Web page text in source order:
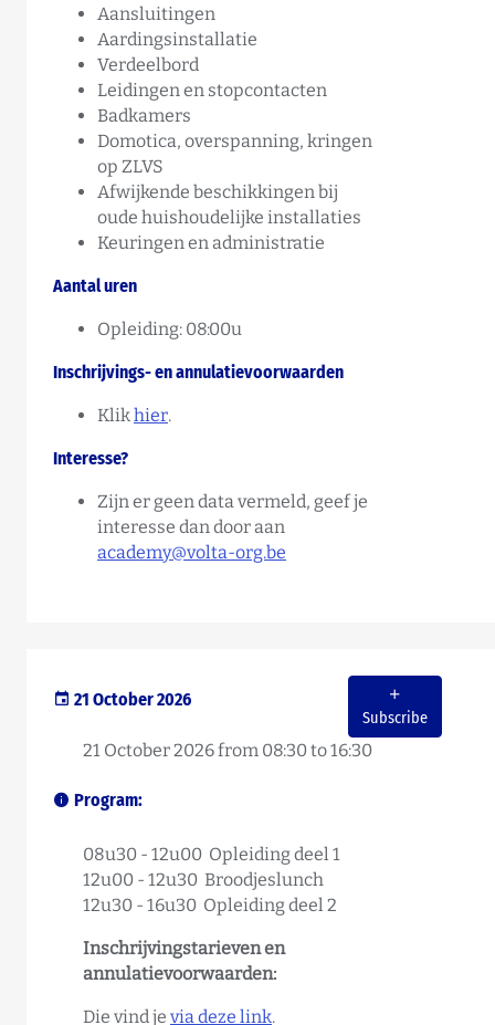
Aansluitingen
Aardingsinstallatie
Verdeelbord
Leidingen en stopcontacten
Badkamers
Domotica, overspanning, kringen
op ZLVS
Afwijkende beschikkingen bij
oude huishoudelijke installaties
Keuringen en administratie
Aantal uren
Opleiding: 08:00u
Inschrijvings- en annulatievoorwaarden
Klikhier.
Interesse?
Zijn er geen data vermeld, geef je
interesse dan door aan
academy@volta-org.be
21 October 2026
Subscribe
21 October 2026 from 08:30 to 16:30
Program:
08u30 - 12u00 Opleiding deel 1
12u00 - 12u30 Broodjeslunch
12u30 - 16u30 Opleiding deel 2
Inschrijvingstarieven en
annulatievoorwaarden:
Die vind je via deze link.